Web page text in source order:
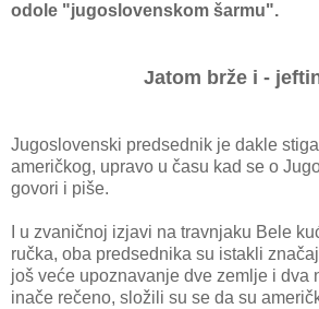
odole "jugoslovenskom šarmu".
Jatom brže i -
Jugoslovenski predsednik je dakle
američkog, upravo u času kad se o
govori i piše.
I u zvaničnoj izjavi na travnjaku Bele
ručka, oba predsednika su istakli
još veće upoznavanje dve zemlje i dva
inače rečeno, složili su se da su